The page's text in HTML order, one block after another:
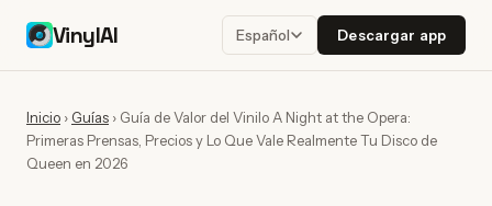
VinylAI Español Descargar app
Inicio › Guías › Guía de Valor del Vinilo A Night at the Opera:
Primeras Prensas, Precios y Lo Que Vale Realmente Tu Disco de
Queen en 2026